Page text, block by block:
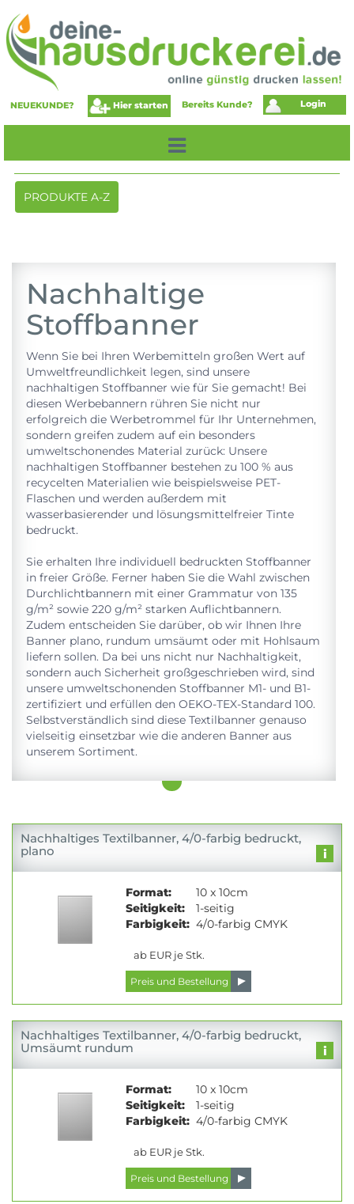
NEUEKUNDE? Hier starten Bereits Kunde? Login
Toggle
navigation
PRODUKTE A-Z
Nachhaltige
Stoffbanner
Wenn Sie bei Ihren Werbemitteln großen Wert auf
Umweltfreundlichkeit legen, sind unsere
nachhaltigen Stoffbanner wie für Sie gemacht! Bei
diesen Werbebannern rühren Sie nicht nur
erfolgreich die Werbetrommel für Ihr Unternehmen,
sondern greifen zudem auf ein besonders
umweltschonendes Material zurück: Unsere
nachhaltigen Stoffbanner bestehen zu 100 % aus
recycelten Materialien wie beispielsweise PET-
Flaschen und werden außerdem mit
wasserbasierender und lösungsmittelfreier Tinte
bedruckt.
Sie erhalten Ihre individuell bedruckten Stoffbanner
in freier Größe. Ferner haben Sie die Wahl zwischen
Durchlichtbannern mit einer Grammatur von 135
g/m² sowie 220 g/m² starken Auflichtbannern.
Zudem entscheiden Sie darüber, ob wir Ihnen Ihre
Banner plano, rundum umsäumt oder mit Hohlsaum
liefern sollen. Da bei uns nicht nur Nachhaltigkeit,
sondern auch Sicherheit großgeschrieben wird, sind
unsere umweltschonenden Stoffbanner M1- und B1-
zertifiziert und erfüllen den OEKO-TEX-Standard 100.
Selbstverständlich sind diese Textilbanner genauso
vielseitig einsetzbar wie die anderen Banner aus
unserem Sortiment.
Nachhaltiges Textilbanner, 4/0-farbig bedruckt,
plano
Format:
10 x 10cm
Seitigkeit:
1-seitig
Farbigkeit: 4/0-farbig CMYK
ab EUR je Stk.
Nachhaltiges Textilbanner, 4/0-farbig bedruckt,
Umsäumt rundum
Format:
10 x 10cm
Seitigkeit:
1-seitig
Farbigkeit: 4/0-farbig CMYK
ab EUR je Stk.